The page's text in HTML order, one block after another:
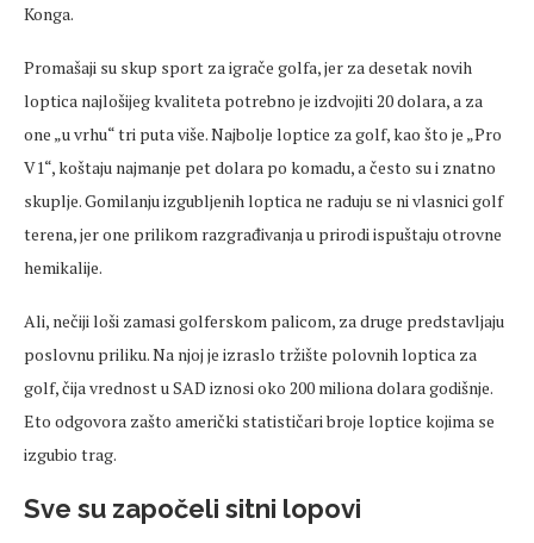
Konga.
Promašaji su skup sport za igrače golfa, jer za desetak novih
loptica najlošijeg kvaliteta potrebno je izdvojiti 20 dolara, a za
one „u vrhu“ tri puta više. Najbolje loptice za golf, kao što je „Pro
V1“, koštaju najmanje pet dolara po komadu, a često su i znatno
skuplje. Gomilanju izgubljenih loptica ne raduju se ni vlasnici golf
terena, jer one prilikom razgrađivanja u prirodi ispuštaju otrovne
hemikalije.
Ali, nečiji loši zamasi golferskom palicom, za druge predstavljaju
poslovnu priliku. Na njoj je izraslo tržište polovnih loptica za
golf, čija vrednost u SAD iznosi oko 200 miliona dolara godišnje.
Eto odgovora zašto američki statističari broje loptice kojima se
izgubio trag.
Sve su započeli sitni lopovi